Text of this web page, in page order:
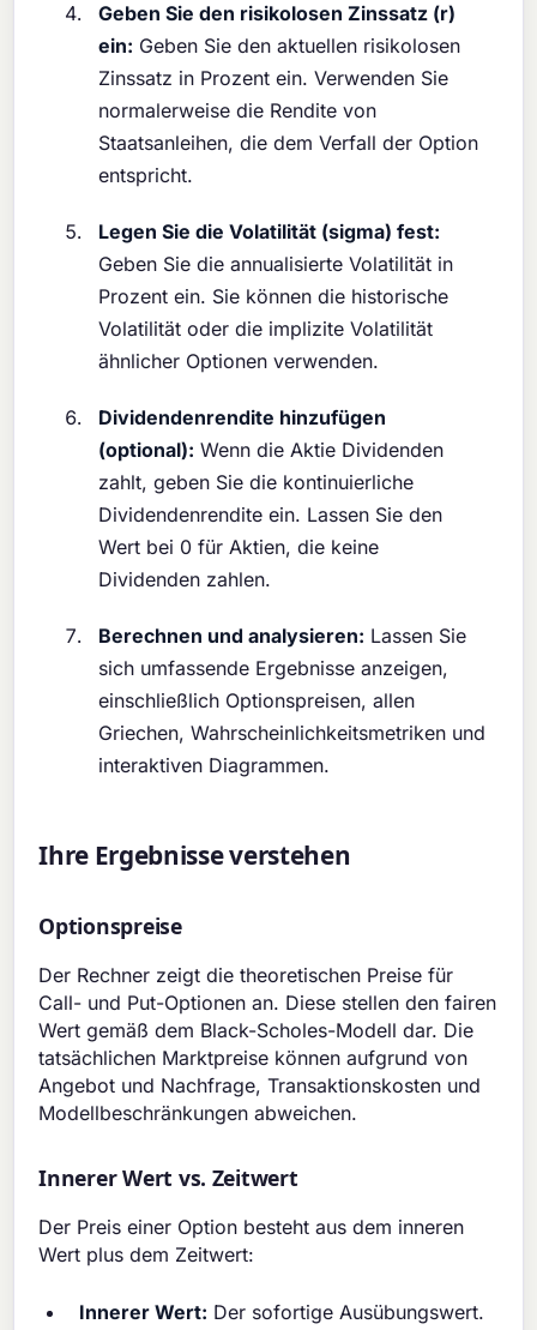
Geben Sie den risikolosen Zinssatz (r)
ein: Geben Sie den aktuellen risikolosen
Zinssatz in Prozent ein. Verwenden Sie
normalerweise die Rendite von
Staatsanleihen, die dem Verfall der Option
entspricht.
Legen Sie die Volatilität (sigma) fest:
Geben Sie die annualisierte Volatilität in
Prozent ein. Sie können die historische
Volatilität oder die implizite Volatilität
ähnlicher Optionen verwenden.
Dividendenrendite hinzufügen
(optional): Wenn die Aktie Dividenden
zahlt, geben Sie die kontinuierliche
Dividendenrendite ein. Lassen Sie den
Wert bei 0 für Aktien, die keine
Dividenden zahlen.
Berechnen und analysieren: Lassen Sie
sich umfassende Ergebnisse anzeigen,
einschließlich Optionspreisen, allen
Griechen, Wahrscheinlichkeitsmetriken und
interaktiven Diagrammen.
Ihre Ergebnisse verstehen
Optionspreise
Der Rechner zeigt die theoretischen Preise für
Call- und Put-Optionen an. Diese stellen den fairen
Wert gemäß dem Black-Scholes-Modell dar. Die
tatsächlichen Marktpreise können aufgrund von
Angebot und Nachfrage, Transaktionskosten und
Modellbeschränkungen abweichen.
Innerer Wert vs. Zeitwert
Der Preis einer Option besteht aus dem inneren
Wert plus dem Zeitwert:
Innerer Wert: Der sofortige Ausübungswert.